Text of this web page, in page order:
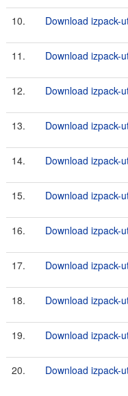
10. Download izpack-
11. Download izpack-
12. Download izpack-
13. Download izpack-
14. Download izpack-
15. Download izpack-
16. Download izpack-
17. Download izpack-
18. Download izpack-
19. Download izpack-
20. Download izpack-